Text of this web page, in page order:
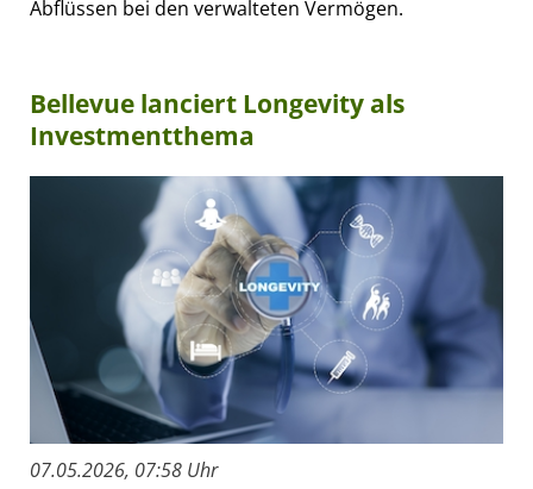
Abflüssen bei den verwalteten Vermögen.
Bellevue lanciert Longevity als
Investmentthema
07.05.2026, 07:58 Uhr